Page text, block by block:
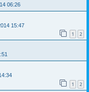
06:26
15:47
1 2
1 2